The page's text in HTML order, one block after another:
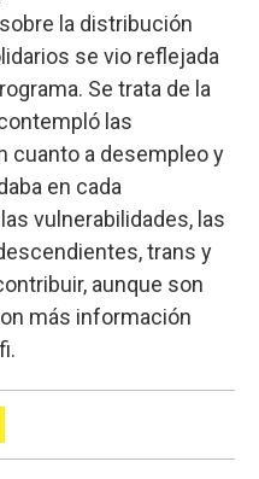
la distribución
se vio reflejada
Se trata de la
las
cuanto a desempleo y
en cada
vulnerabilidades, las
trans y
aunque son
más información